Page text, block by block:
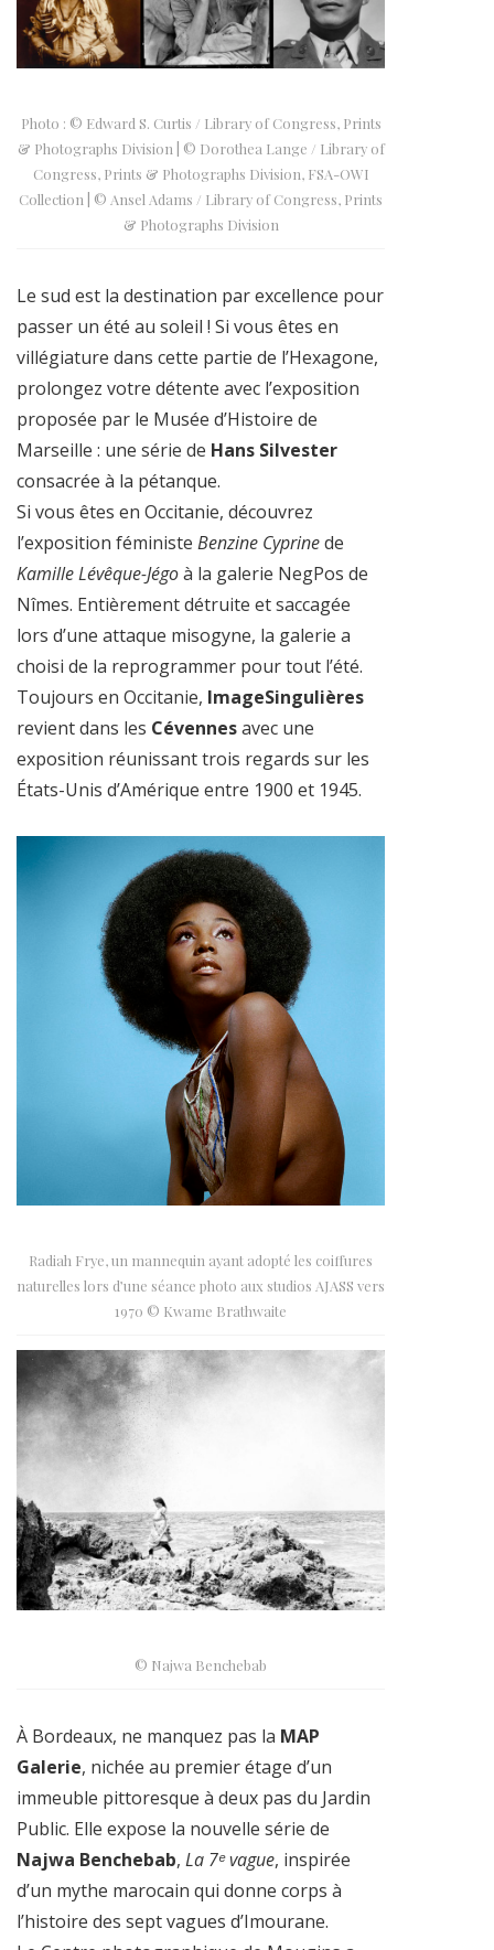
Photo : © Edward S. Curtis / Library of Congress, Prints
& Photographs Division | © Dorothea Lange / Library of
Congress, Prints & Photographs Division, FSA-OWI
Collection | © Ansel Adams / Library of Congress, Prints
& Photographs Division
Le sud est la destination par excellence pour
passer un été au soleil ! Si vous êtes en
villégiature dans cette partie de l’Hexagone,
prolongez votre détente avec l’exposition
proposée par le Musée d’Histoire de
Marseille : une série de Hans Silvester
consacrée à la pétanque.
Si vous êtes en Occitanie, découvrez
l’exposition féministe Benzine Cyprinede
Kamille Lévêque-Jégoà la galerie NegPos de
Nîmes. Entièrement détruite et saccagée
lors d’une attaque misogyne, la galerie a
choisi de la reprogrammer pour tout l’été.
Toujours en Occitanie, ImageSingulières
revient dans les Cévennesavec une
exposition réunissant trois regards sur les
États-Unis d’Amérique entre 1900 et 1945.
Radiah Frye, un mannequin ayant adopté les coiffures
naturelles lors d’une séance photo aux studios AJASS vers
1970 © Kwame Brathwaite
© Najwa Benchebab
À Bordeaux, ne manquez pas la MAP
Galerie, nichée au premier étage d’un
immeuble pittoresque à deux pas du Jardin
Public. Elle expose la nouvelle série de
Najwa Benchebab, La 7ᵉ vague, inspirée
d’un mythe marocain qui donne corps à
l’histoire des sept vagues d’Imourane.